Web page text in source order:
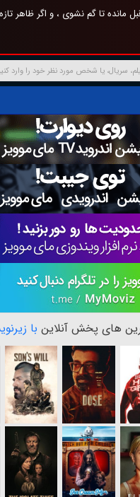
مانده تا گم نشوی ، و اگر ظاهر
های پخش آنلاین با